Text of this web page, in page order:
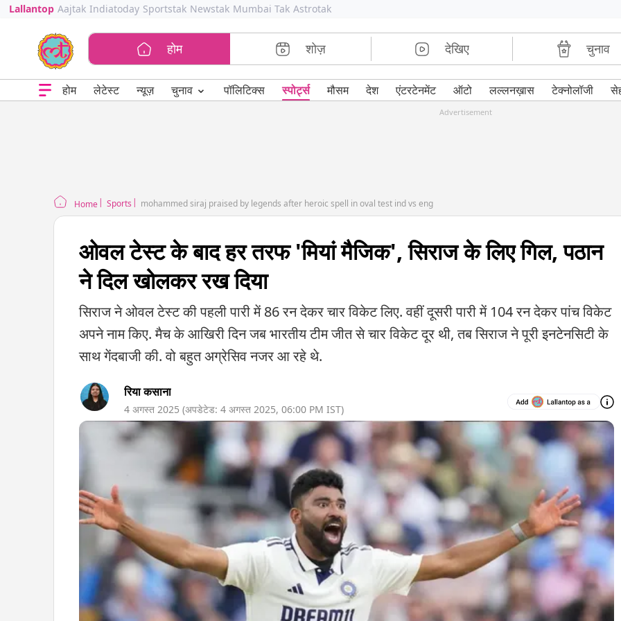
Lallantop Aajtak Indiatoday Sportstak Newstak Mumbai Tak Astrotak
होम शोज़ देखिए चुनाव
होम लेटेस्ट न्यूज़ चुनाव ⌄ पॉलिटिक्स स्पोर्ट्स मौसम देश एंटरटेनमेंट ऑटो लल्लनख़ास टेक्नोलॉजी
Advertisement
Home Sports mohammed siraj praised by legends after heroic spell in oval test ind vs eng
ओवल टेस्ट के बाद हर तरफ 'मियां मैजिक', सिराज के लिए गिल, पठान
ने दिल खोलकर रख दिया
सिराज ने ओवल टेस्ट की पहली पारी में 86 रन देकर चार विकेट लिए. वहीं दूसरी पारी में 104 रन देकर पांच विकेट
अपने नाम किए. मैच के आखिरी दिन जब भारतीय टीम जीत से चार विकेट दूर थी, तब सिराज ने पूरी इनटेनसिटी के
साथ गेंदबाजी की. वो बहुत अग्रेसिव नजर आ रहे थे.
रिया कसाना
4 अगस्त 2025 (अपडेटेड: 4 अगस्त 2025, 06:00 PM IST)